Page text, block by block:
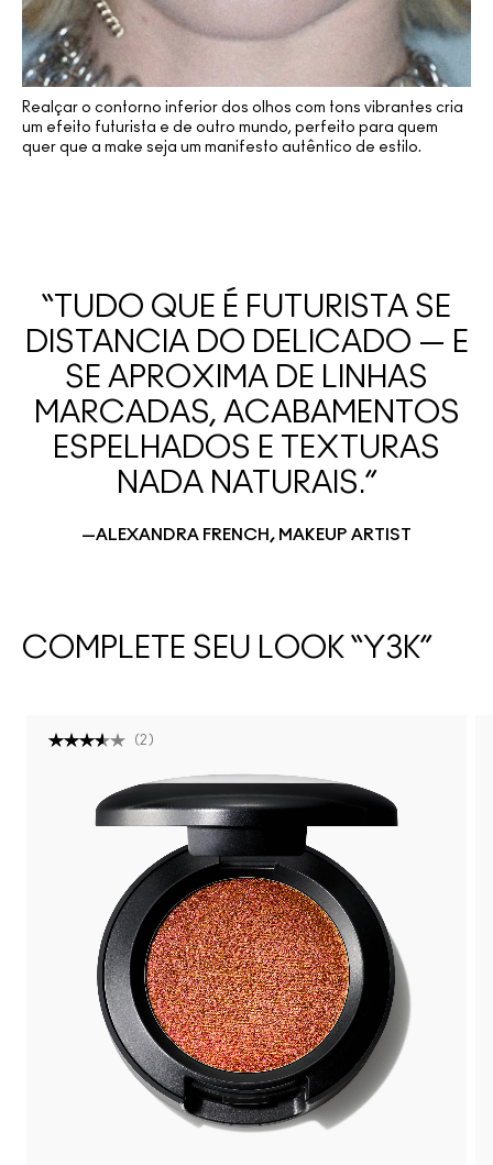
Realçar o contorno inferior dos olhos com tons vibrantes cria
um efeito futurista e de outro mundo, perfeito para quem
quer que a make seja um manifesto autêntico de estilo.
“TUDO QUE É FUTURISTA SE
DISTANCIA DO DELICADO — E
SE APROXIMA DE LINHAS
MARCADAS, ACABAMENTOS
ESPELHADOS E TEXTURAS
NADA NATURAIS.”
—ALEXANDRA FRENCH, MAKEUP ARTIST
COMPLETE SEU LOOK “Y3K”
( 2 )